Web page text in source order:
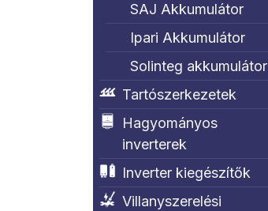
SAJ Akkumulátor
Ipari Akkumulátor
Solinteg akkumulátor
Tartószerkezetek
Hagyományos
inverterek
Inverter kiegészítők
Villanyszerelési